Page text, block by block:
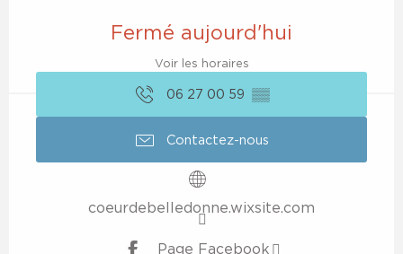
Fermé aujourd'hui
Voir les horaires
06 27 00 59 ▒▒
Contactez-nous
coeurdebelledonne.wixsite.com
Page Facebook